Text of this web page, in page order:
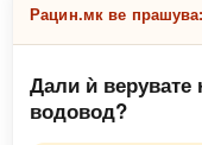
Рацин.мк ве прашува:
Дали ѝ верувате
водовод?